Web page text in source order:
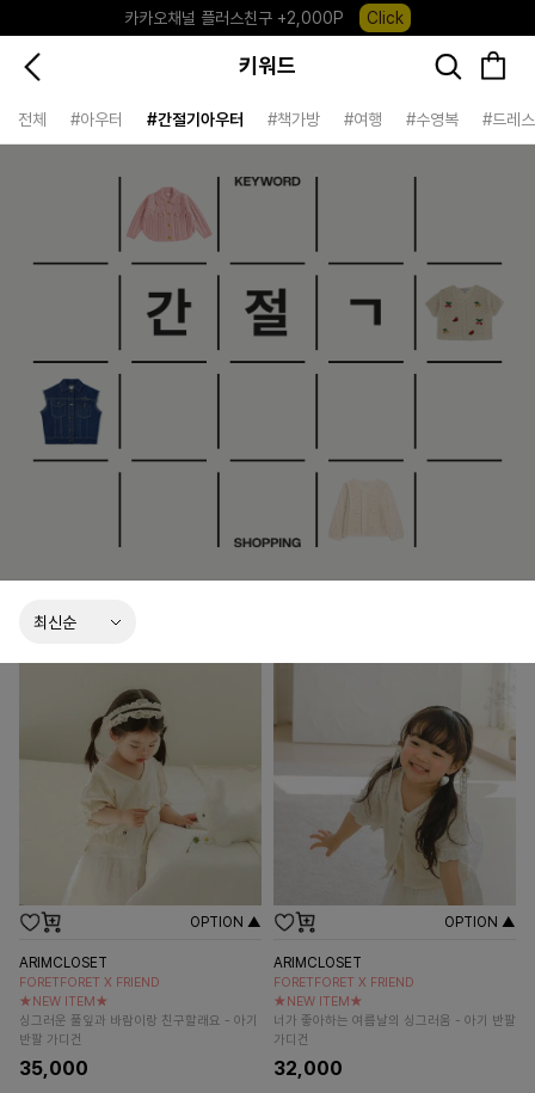
포레포레 앱 다운로드 +3,000P
Down
하우스오브캐러셀, 국내단독 프리오더(~8/10)
Click
키워드
전체 #아우터 #간절기아우터 #책가방 #여행 #수영복 #드레스
OPTION ▲
ARIMCLOSET
FORETFORET X FRIEND
★NEW ITEM★
싱그러운 풀잎과 바람이랑 친구할래요 - 아기
반팔 가디건
35,000
OPTION ▲
ARIMCLOSET
FORETFORET X FRIEND
★NEW ITEM★
너가 좋아하는 여름날의 싱그러움 - 아기 반팔
가디건
32,000